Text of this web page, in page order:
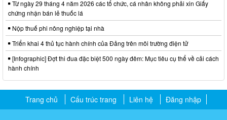
Từ ngày 29 tháng 4 năm 2026 các tổ chức, cá nhân không phải xin Giấy
chứng nhận bán lẻ thuốc lá
Nộp thuế phi nông nghiệp tại nhà
Triển khai 4 thủ tục hành chính của Đảng trên môi trường điện tử
[Infographic] Đợt thi đua đặc biệt 500 ngày đêm: Mục tiêu cụ thể về cải cách
hành chính
Trang chủ Cấu trúc trang Liên hệ Đăng nhập